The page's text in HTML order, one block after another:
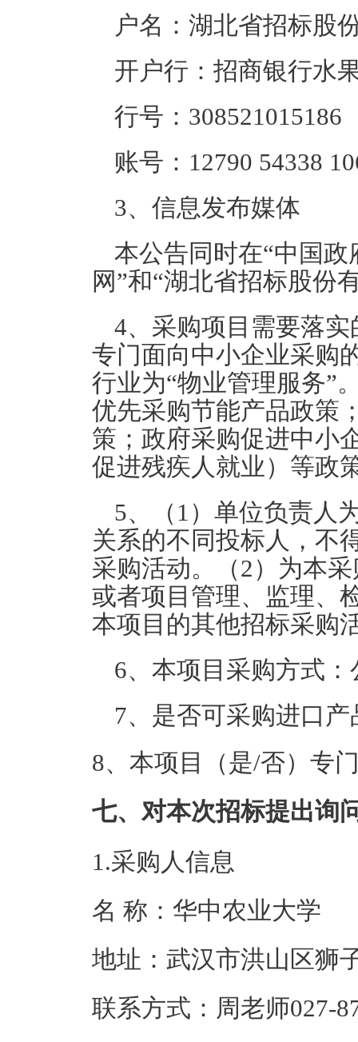
户名：湖北省招标股
开户行：招商银行水
行号：308521015186
账号：12790 54338
3、信息发布媒体
本公告同时在“中国
网”和“湖北省招标股份
4、采购项目需要落
专门面向中小企业采购
行业为“物业管理服务”
优先采购节能产品政策
策；政府采购促进中小
促进残疾人就业）等政
5、（1）单位负责人
关系的不同投标人，不
采购活动。（2）为本
或者项目管理、监理、
本项目的其他招标采购
6、本项目采购方式：
7、是否可采购进口产
8、本项目（是/否）专
七、对本次招标提出询
1.采购人信息
名 称：华中农
地址：武汉市
联系方式：周老